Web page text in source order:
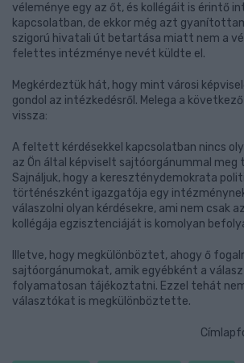
véleménye egy az őt, és kollégáit is érintő
kapcsolatban, de ekkor még azt
szigorú hivatali út betartása miatt nem a
felettes intézménye nevét küldte el.
Megkérdeztük hát, hogy mint városi
gondol az intézkedésről. Melega a
vissza:
A feltett kérdésekkel kapcsolatban nincs
az Ön által képviselt sajtóorgánummal meg
Sajnáljuk, hogy a kereszténydemokrata
történészként igazgatója egy
válaszolni olyan kérdésekre, ami nem csak
kollégája egzisztenciáját is komolyan
Illetve, hogy megkülönböztet, ahogy ő
sajtóorgánumokat, amik egyébként a
folyamatosan tájékoztatni. Ezzel tehát
választókat is megkülönböztette.